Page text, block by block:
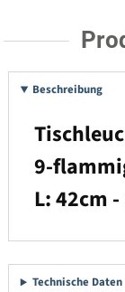
Beschreibung
9-
L: 42cm
Technische Daten